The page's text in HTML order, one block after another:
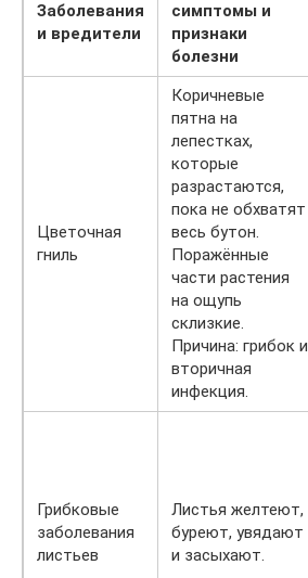
Заболевания
и вредители
симптомы и
признаки
болезни
Цветочная
гниль
Коричневые
пятна на
лепестках,
которые
разрастаются,
пока не обхватят
весь бутон.
Поражённые
части растения
на ощупь
склизкие.
Причина: грибок и
вторичная
инфекция.
Грибковые
заболевания
листьев
Листья желтеют,
буреют, увядают
и засыхают.